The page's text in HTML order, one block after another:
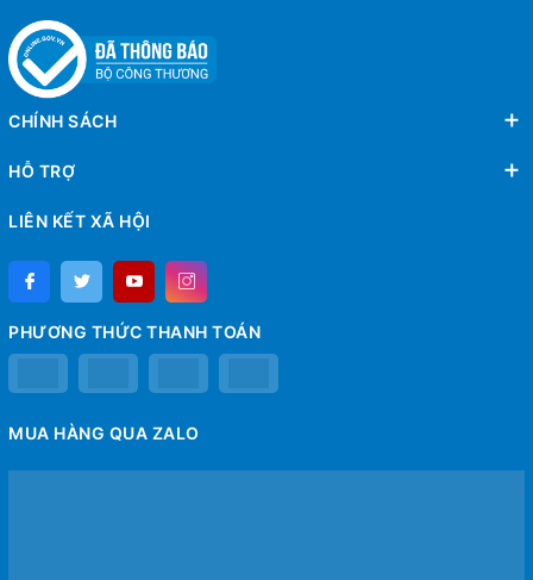
CHÍNH SÁCH
HỖ TRỢ
LIÊN KẾT XÃ HỘI
PHƯƠNG THỨC THANH TOÁN
MUA HÀNG QUA ZALO